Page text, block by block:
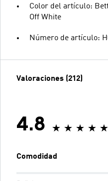
Color del artículo:
Off White
Número de artículo:
Valoraciones (212)
4.8
Comodidad